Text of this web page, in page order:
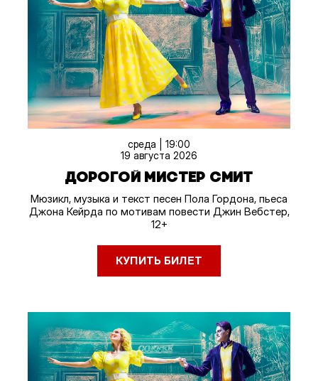
среда | 19:00
19 августа 2026
ДОРОГОЙ МИСТЕР СМИТ
Мюзикл, музыка и текст песен Пола Гордона, пьеса
Джона Кейрда по мотивам повести Джин Вебстер,
12+
КУПИТЬ БИЛЕТ